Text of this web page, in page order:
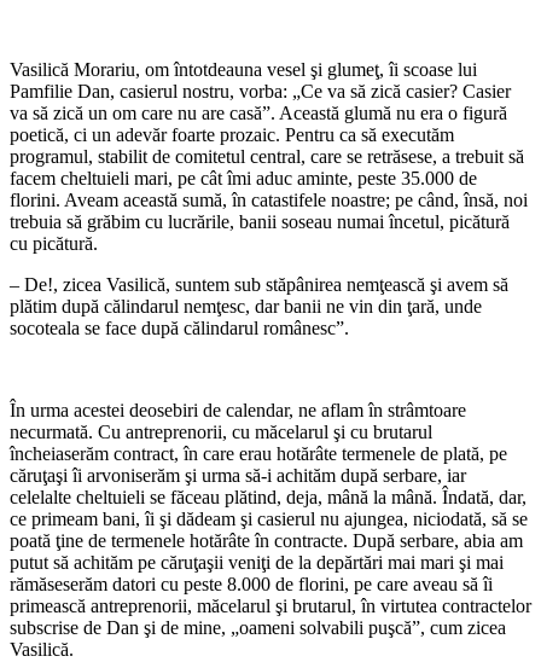
Vasilică Morariu, om întotdeauna vesel şi glumeţ, îi scoase lui
Pamfilie Dan, casierul nostru, vorba: „Ce va să zică casier? Casier
va să zică un om care nu are casă”. Această glumă nu era o figură
poetică, ci un adevăr foarte prozaic. Pentru ca să executăm
programul, stabilit de comitetul central, care se retrăsese, a trebuit să
facem cheltuieli mari, pe cât îmi aduc aminte, peste 35.000 de
florini. Aveam această sumă, în catastifele noastre; pe când, însă, noi
trebuia să grăbim cu lucrările, banii soseau numai încetul, picătură
cu picătură.
– De!, zicea Vasilică, suntem sub stăpânirea nemţească şi avem să
plătim după călindarul nemţesc, dar banii ne vin din ţară, unde
socoteala se face după călindarul românesc”.
În urma acestei deosebiri de calendar, ne aflam în strâmtoare
necurmată. Cu antreprenorii, cu măcelarul şi cu brutarul
încheiaserăm contract, în care erau hotărâte termenele de plată, pe
căruţaşi îi arvoniserăm şi urma să-i achităm după serbare, iar
celelalte cheltuieli se făceau plătind, deja, mână la mână. Îndată, dar,
ce primeam bani, îi şi dădeam şi casierul nu ajungea, niciodată, să se
poată ţine de termenele hotărâte în contracte. După serbare, abia am
putut să achităm pe căruţaşii veniţi de la depărtări mai mari şi mai
rămăseserăm datori cu peste 8.000 de florini, pe care aveau să îi
primească antreprenorii, măcelarul şi brutarul, în virtutea contractelor
subscrise de Dan şi de mine, „oameni solvabili puşcă”, cum zicea
Vasilică.